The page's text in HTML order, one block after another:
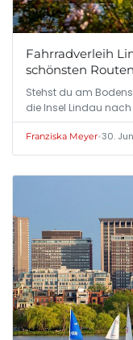
Fahrradverleih
schönsten
Stehst du am
die Insel Lindau
Franziska Meyer•30.